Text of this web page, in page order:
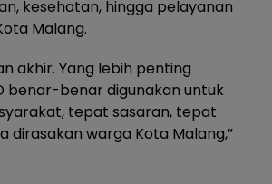
kesehatan, hingga pelayanan
Malang.
akhir. Yang lebih penting
benar-benar digunakan untuk
tepat sasaran, tepat
dirasakan warga Kota Malang,”